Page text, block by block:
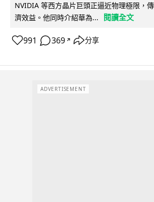
NVIDIA 等西方晶片巨頭正逼近物理極限，
濟效益。他同時介紹華為...
閱讀全文
991 369 ↗ 分享
ADVERTISEMENT